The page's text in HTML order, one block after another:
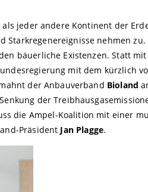
jeder andere Kontinent der
Starkregenereignisse nehmen
bäuerliche Existenzen. Statt
mit dem kürzlich
der Anbauverband Bioland
der
die Ampel-Koalition mit einer
Präsident Jan Plagge.